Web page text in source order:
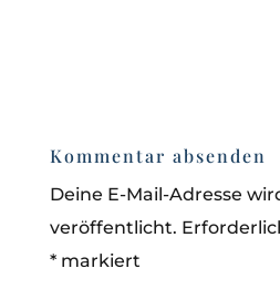
Kommentar absenden
Deine E-Mail-Adresse
veröffentlicht.
*markiert